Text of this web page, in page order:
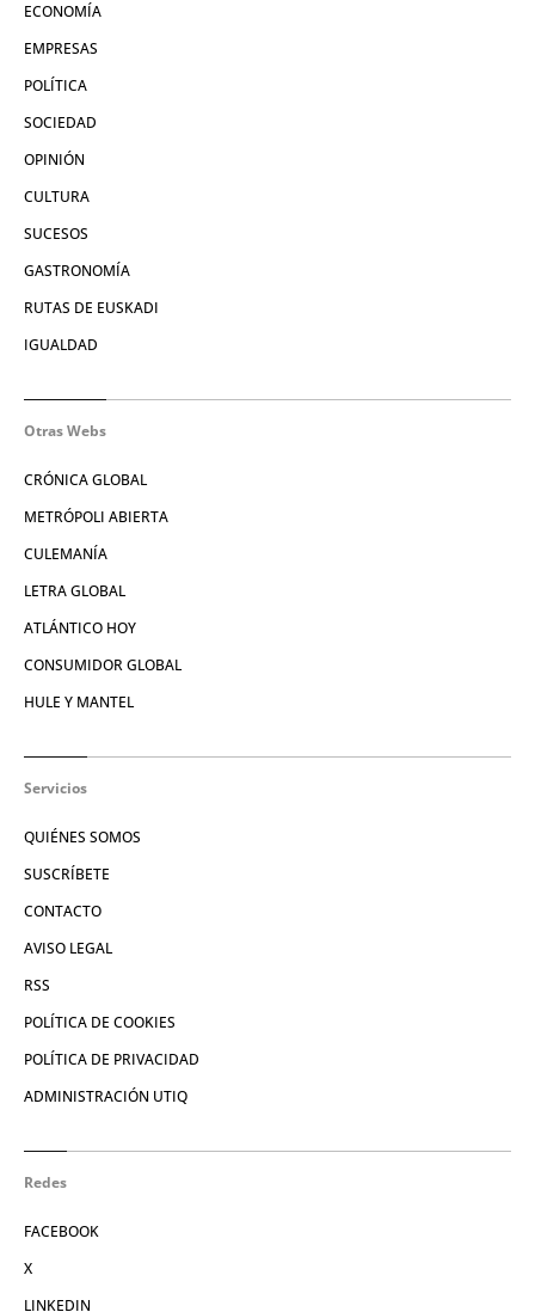
ECONOMÍA
EMPRESAS
POLÍTICA
SOCIEDAD
OPINIÓN
CULTURA
SUCESOS
GASTRONOMÍA
RUTAS DE EUSKADI
IGUALDAD
Otras Webs
CRÓNICA GLOBAL
METRÓPOLI ABIERTA
CULEMANÍA
LETRA GLOBAL
ATLÁNTICO HOY
CONSUMIDOR GLOBAL
HULE Y MANTEL
Servicios
QUIÉNES SOMOS
SUSCRÍBETE
CONTACTO
AVISO LEGAL
RSS
POLÍTICA DE COOKIES
POLÍTICA DE PRIVACIDAD
ADMINISTRACIÓN UTIQ
Redes
FACEBOOK
X
LINKEDIN